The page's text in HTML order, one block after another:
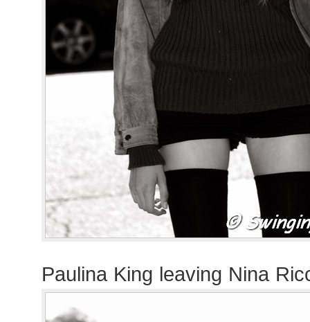
Paulina King leaving Nina